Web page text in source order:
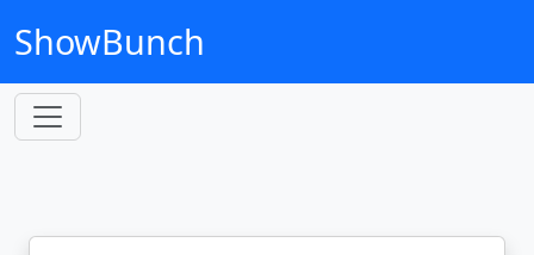
ShowBunch